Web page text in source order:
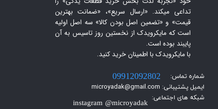
تداعی میکند. «ارسال سریع»، «ضمانت بهترین
قیمت» و «تضمین اصل بودن کالا» سه اصل اولیه
است که مایکرویدک از نخستین روز تاسیس به آن
پایبند بوده است.
با مایکرویدک با اطمینان خرید کنید.​​​​​​​
شماره تماس:
ایمیل پشتیبانی: microyadak@gmail.com
شبکه های اجتماعی:
instagram @microyadak
09912092802